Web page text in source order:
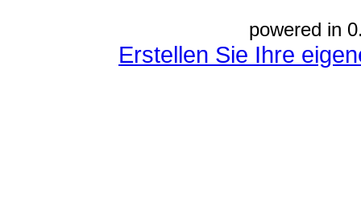
powered in
Erstellen Sie Ihre